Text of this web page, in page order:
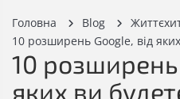
Головна Blog
10 розширень Google, від
10 розширень
яких ви